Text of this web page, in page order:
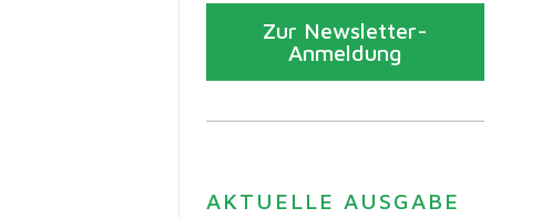
Zur Newsletter-
Anmeldung
AKTUELLE AUSGABE